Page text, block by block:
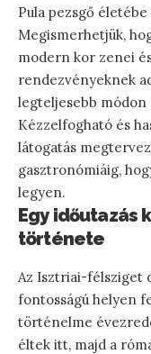
Pula pezsgő
Megismerhetjük,
modern kor zenei
rendezvényeknek
legteljesebb módon
Kézzelfogható és
látogatás
gasztronómiáig,
legyen.
Egy időutazás
története
Az Isztriai-félsziget
fontosságú helyen
történelme
éltek itt, majd a